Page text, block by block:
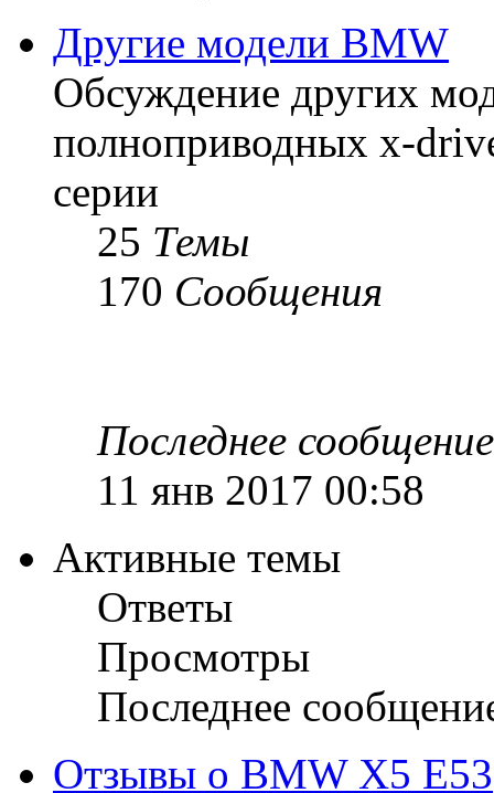
Другие модели BMW
Обсуждение других
полноприводных x-
серии
25 Темы
170 Сообщения
Последнее сообщение
11 янв 2017 00:58
Активные темы
Ответы
Просмотры
Последнее
Отзывы о BMW X5 E53